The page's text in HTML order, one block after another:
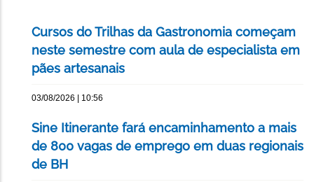
Cursos do Trilhas da Gastronomia começam
neste semestre com aula de especialista em
pães artesanais
03/08/2026 | 10:56
Sine Itinerante fará encaminhamento a mais
de 800 vagas de emprego em duas regionais
de BH